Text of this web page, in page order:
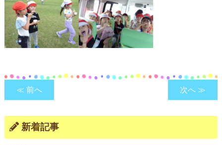
≪ 前へ 次へ ≫
新着記事